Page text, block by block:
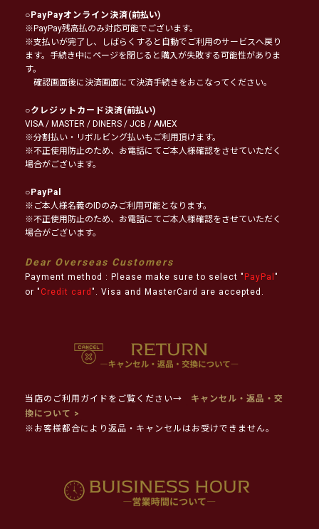
○PayPayオンライン決済(前払い)
※PayPay残高払のみ対応可能でございます。
※支払いが完了し、しばらくすると自動でご利用のサービスへ戻り
ます。手続き中にページを閉じると購入が失敗する可能性がありま
す。
確認画面後に決済画面にて決済手続きをおこなってください。
○クレジットカード決済(前払い)
VISA / MASTER / DINERS / JCB / AMEX
※分割払い・リボルビング払いもご利用頂けます。
※不正使用防止のため、お電話にてご本人様確認をさせていただく
場合がございます。
○PayPal
※ご本人様名義のIDのみご利用可能となります。
※不正使用防止のため、お電話にてご本人様確認をさせていただく
場合がございます。
Dear Overseas Customers
Payment method : Please make sure to select " PayPal "
or " Credit card ". Visa and MasterCard are accepted.
当店のご利用ガイドをご覧ください→
キャンセル・返品・交
換について >
※お客様都合により返品・キャンセルはお受けできません。